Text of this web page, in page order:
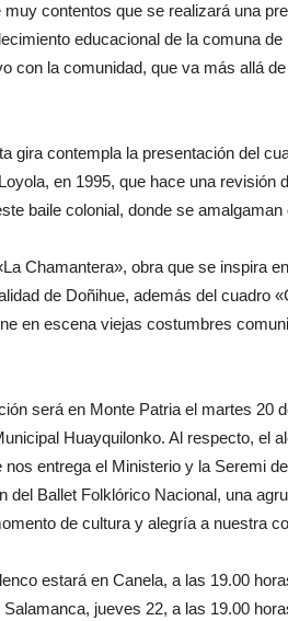
muy contentos que se realizará una
educacional de la comuna
con la comunidad, que va más allá
gira contempla la presentación del
en 1995, que hace una revisión
baile colonial, donde se
Chamantera», obra que se inspira
de Doñihue, además del cuadro
en escena viejas costumbres
será en Monte Patria el martes 20
Huayquilonko. Al respecto, el
nos entrega el Ministerio y la Seremi
del Ballet Folklórico Nacional, una
de cultura y alegría a nuestra
estará en Canela, a las 19.00
jueves 22, a las 19.00